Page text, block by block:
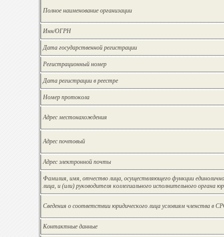
Полное наименование организации
Инн/ОГРН
Дата государственной регистрации
Регистрационный номер
Дата регистрации в реестре
Номер протокола
Адрес местонахождения
Адрес почтовый
Адрес электронной почты
Фамилия, имя, отчество лица, осуществляющего функции
лица, и (или) руководителя коллегиального исполнительного органа
Сведения о соответствии юридического лица условиям членства в
Контактные данные